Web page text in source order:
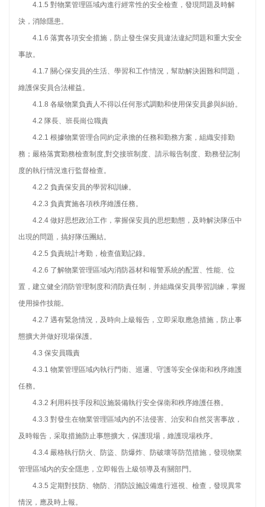
4.1.5 對物業管理區域內進行經常性的安全檢查，發現問題及時解
決，消除隱患。
4.1.6 落實各項安全措施，防止發生保安員違法違紀問題和重大安全
事故。
4.1.7 關心保安員的生活、學習和工作情況，幫助解決困難和問題，
維護保安員合法權益。
4.1.8 各級物業負責人不得以任何形式調動和使用保安員參與糾紛。
4.2 隊長、班長崗位職責
4.2.1 根據物業管理合同約定承擔的任務和勤務方案，組織安排勤
務；嚴格落實勤務檢查制度,對交接班制度、請示報告制度、勤務登記制
度的執行情況進行監督檢查。
4.2.2 負責保安員的學習和訓練。
4.2.3 負責實施各項秩序維護任務。
4.2.4 做好思想政治工作，掌握保安員的思想動態，及時解決隊伍中
出現的問題，搞好隊伍團結。
4.2.5 負責統計考勤，檢查值勤記錄。
4.2.6 了解物業管理區域內消防器材和報警系統的配置、性能、位
置，建立健全消防管理制度和消防責任制，并組織保安員學習訓練，掌握
使用操作技能。
4.2.7 遇有緊急情況，及時向上級報告，立即采取應急措施，防止事
態擴大并做好現場保護。
4.3 保安員職責
4.3.1 物業管理區域內執行門衛、巡邏、守護等安全保衛和秩序維護
任務。
4.3.2 利用科技手段和設施裝備執行安全保衛和秩序維護任務。
4.3.3 對發生在物業管理區域內的不法侵害、治安和自然災害事故，
及時報告，采取措施防止事態擴大，保護現場，維護現場秩序。
4.3.4 嚴格執行防火、防盜、防爆炸、防破壞等防范措施，發現物業
管理區域內的安全隱患，立即報告上級領導及有關部門。
4.3.5 定期對技防、物防、消防設施設備進行巡視、檢查，發現異常
情況，應及時上報。